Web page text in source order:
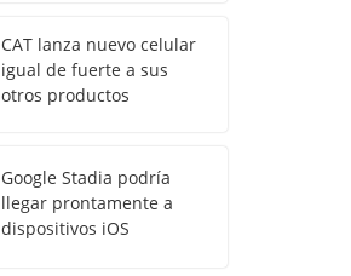
CAT lanza nuevo celular
igual de fuerte a sus
otros productos
Google Stadia podría
llegar prontamente a
dispositivos iOS